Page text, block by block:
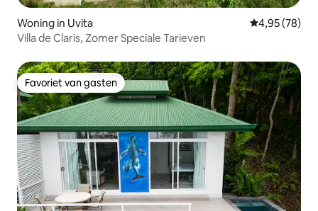
Woning in Uvita Gemiddelde
4,95 (78)
Villa de Claris, Zomer Speciale Tarieven
Favoriet van gasten
Favoriet van gasten